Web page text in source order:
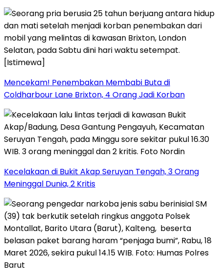
Mencekam! Penembakan Membabi Buta di
Coldharbour Lane Brixton, 4 Orang Jadi Korban
Kecelakaan di Bukit Akap Seruyan Tengah, 3 Orang
Meninggal Dunia, 2 Kritis